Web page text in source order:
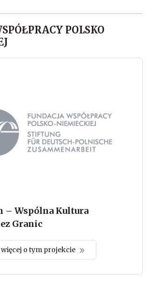
POLSKO
– Wspólna Kultura
Granic
więcej o tym projekcie